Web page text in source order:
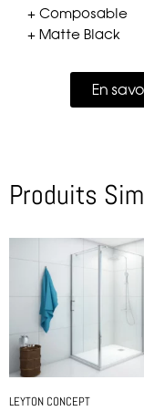
+ Composable
+ Matte Black
En
Produits
LEYTON CONCEPT